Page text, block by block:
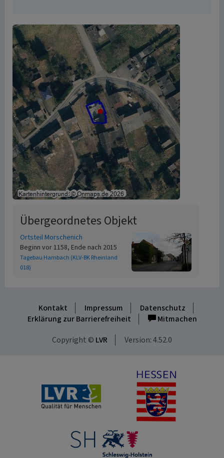
Übergeordnetes Objekt
Ortsteil Morschenich
Beginn vor 1158, Ende nach 2015
Tagebau Hambach (KLV-BK Rheinland
018)
Kontakt Impressum
Datenschutz
Erklärung zur Barrierefreiheit
Mitmachen
Copyright © LVR Version: 4.52.0